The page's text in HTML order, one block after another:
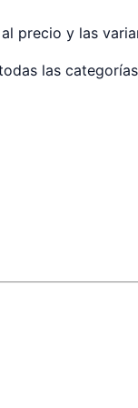
precio y las
las